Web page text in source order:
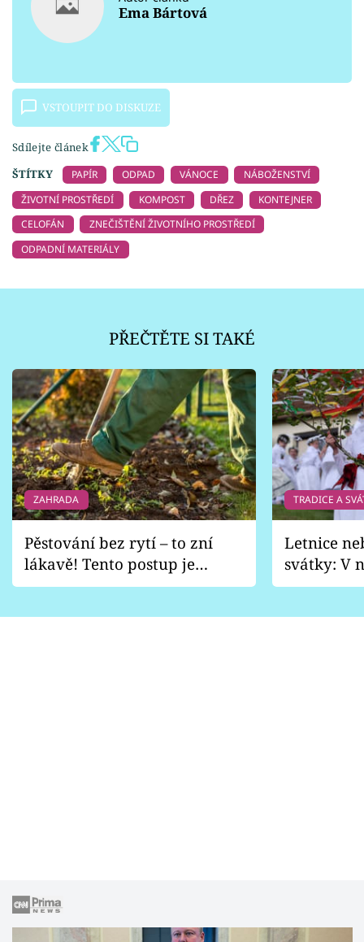
Ema Bártová
VSTOUPIT DO DISKUZE
Sdílejte článek
ŠTÍTKY
PAPÍR ODPAD VÁNOCE
NÁBOŽENSTVÍ
ŽIVOTNÍ PROSTŘEDÍ
KOMPOST DŘEZ
KONTEJNER
CELOFÁN
ZNEČIŠTĚNÍ ŽIVOTNÍHO PROSTŘEDÍ
ODPADNÍ MATERIÁLY
PŘEČTĚTE SI TAKÉ
ZAHRADA
Pěstování bez rytí – to zní
lákavě! Tento postup je
vhodný jen pro některé
TRADICE A
Letnice
svátky: V
pondělí